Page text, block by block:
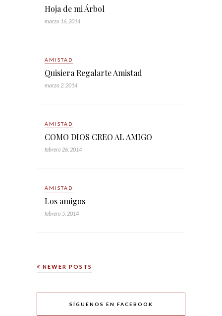
Hoja de mi Árbol
marzo 16, 2014
AMISTAD
Quisiera Regalarte Amistad
marzo 2, 2014
AMISTAD
COMO DIOS CREO AL AMIGO
febrero 26, 2014
AMISTAD
Los amigos
febrero 5, 2014
NEWER POSTS
SÍGUENOS EN FACEBOOK